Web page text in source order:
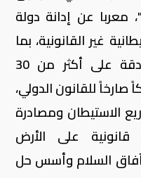
عن إدانة دولة
غير القانونية، بما
في ذلك قرار إسرائيل المصادقة على أكثر من 30
للقانون الدولي،
الاستيطان ومصادرة
على الأرض
آفاق السلام وأسس حل